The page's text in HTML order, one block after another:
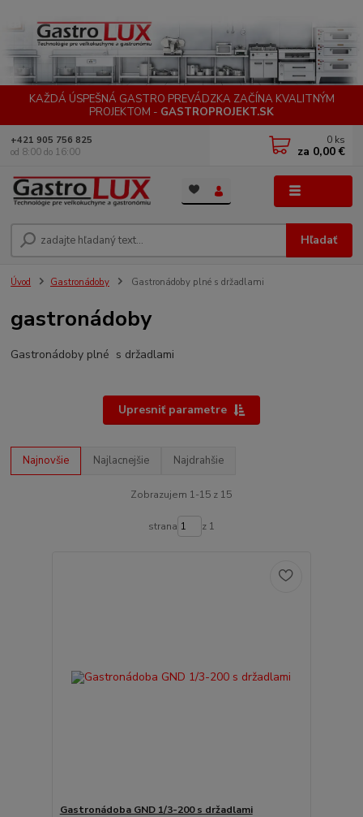
KAŽDÁ ÚSPEŠNÁ GASTRO PREVÁDZKA ZAČÍNA KVALITNÝM
PROJEKTOM - GASTROPROJEKT.SK
Hľadať
+421 905 756 825
od 8:00 do 16:00
0 ks
za 0,00 €
Úvod Gastronádoby Gastronádoby plné s držadlami
gastronádoby
Gastronádoby plné s držadlami
Upresniť parametre
Najnovšie Najlacnejšie Najdrahšie
Zobrazujem 1-15 z 15
strana z 1
Gastronádoba GND 1/3-200 s držadlami